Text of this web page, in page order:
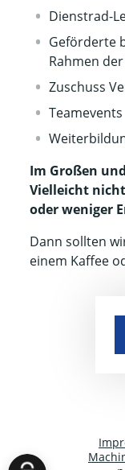
Dienstrad-
Geförderte
Rahmen
Zuschuss
Teamevents
Im Großen
Vielleicht
oder weniger
Dann sollten
einem Kaffee